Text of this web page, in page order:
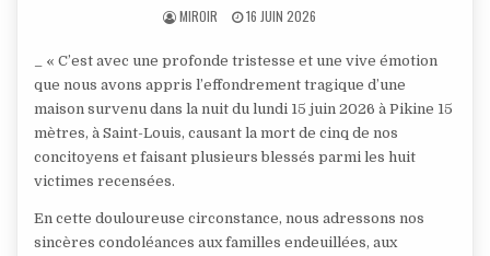
AUTHOR:
MIROIR
PUBLISHED
16 JUIN 2026
_ « C’est avec une profonde tristesse et une vive émotion
que nous avons appris l’effondrement tragique d’une
maison survenu dans la nuit du lundi 15 juin 2026 à Pikine 15
mètres, à Saint-Louis, causant la mort de cinq de nos
concitoyens et faisant plusieurs blessés parmi les huit
victimes recensées.
En cette douloureuse circonstance, nous adressons nos
sincères condoléances aux familles endeuillées, aux